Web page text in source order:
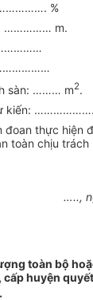
%
…………… m.
………………
sàn: ……… m2.
kiến:
đoan thực hiện
toàn chịu
…..,
toàn bộ
cấp huyện